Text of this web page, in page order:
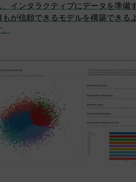
、インタラクティブにデータを準備
もが信頼できるモデルを構築できる